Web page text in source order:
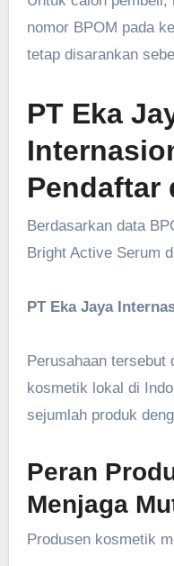
nomor BPOM pada
tetap disarankan
PT Eka
Pendaftar
Berdasarkan data
Bright Active Serum
PT Eka Jaya
Perusahaan tersebut
kosmetik lokal di
sejumlah produk
Peran
Menjaga
Produsen kosmetik